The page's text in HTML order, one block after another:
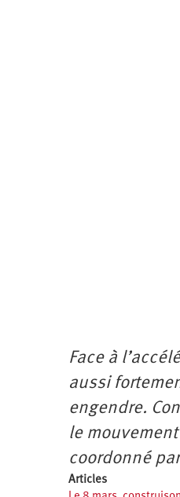
Face à
aussi
engendre.
le
coordonné par
Articles